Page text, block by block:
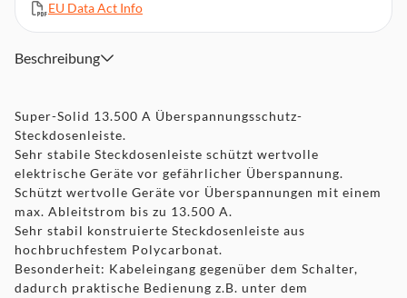
dadurch praktische Bedienung z.B. unter dem Schreibtisch
Die Abstände ermöglichen den Betrieb von Netzgeräten
Gummifüße verhindern Wegrutschen
EU Data Act Info
Beschreibung
Super-Solid 13.500 A Überspannungsschutz-
Steckdosenleiste.
Sehr stabile Steckdosenleiste schützt wertvolle
elektrische Geräte vor gefährlicher Überspannung.
Schützt wertvolle Geräte vor Überspannungen mit einem
max. Ableitstrom bis zu 13.500 A.
Sehr stabil konstruierte Steckdosenleiste aus
hochbruchfestem Polycarbonat.
Besonderheit: Kabeleingang gegenüber dem Schalter,
dadurch praktische Bedienung z.B. unter dem